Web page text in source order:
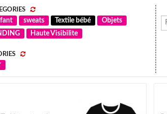
sweats Textile bébé
Objets
Haute Visibilite